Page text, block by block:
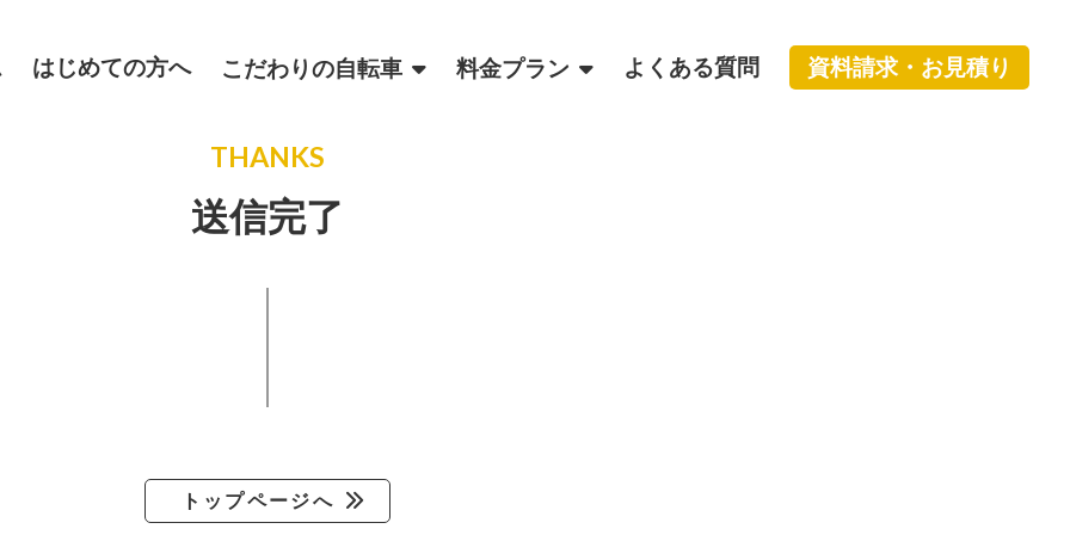
はじめての方へ こだわりの自転車 料金プラン よくある質問 資料請求・お見積り
THANKS
送信完了
トップページへ